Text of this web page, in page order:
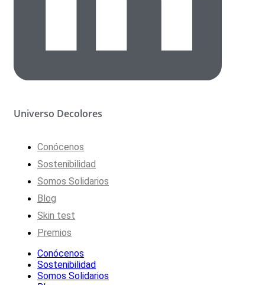
Universo Decolores
Conócenos
Sostenibilidad
Somos Solidarios
Blog
Skin test
Premios
Conócenos
Sostenibilidad
Somos Solidarios